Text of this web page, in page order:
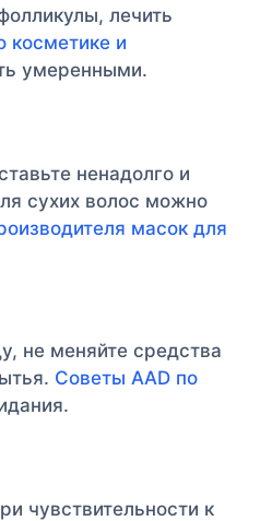
лечить
косметике и
умеренными.
ненадолго и
сухих волос можно
масок для
не меняйте средства
Советы AAD по
чувствительности к